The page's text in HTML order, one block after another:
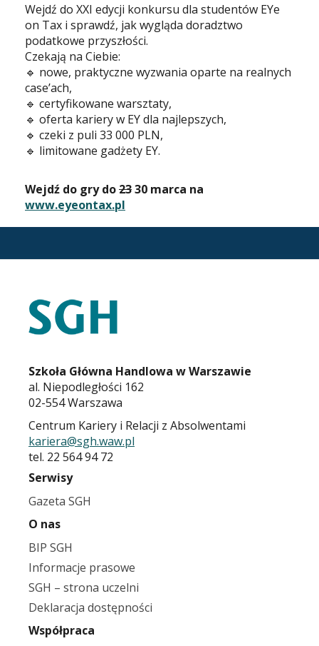
Wejdź do XXI edycji konkursu dla studentów EYe
on Tax i sprawdź, jak wygląda doradztwo
podatkowe przyszłości.
Czekają na Ciebie:
🔹 nowe, praktyczne wyzwania oparte na realnych
case’ach,
🔹 certyfikowane warsztaty,
🔹 oferta kariery w EY dla najlepszych,
🔹 czeki z puli 33 000 PLN,
🔹 limitowane gadżety EY.
Wejdź do gry do2330 marca na
www.eyeontax.pl
Szkoła Główna Handlowa w Warszawie
al. Niepodległości 162
02-554 Warszawa
Centrum Kariery i Relacji z Absolwentami
kariera@sgh.waw.pl
tel. 22 564 94 72
Serwisy
Gazeta SGH
O nas
BIP SGH
Informacje prasowe
SGH – strona uczelni
Deklaracja dostępności
Współpraca